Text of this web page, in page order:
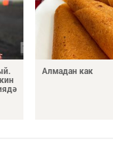
Алмадан как